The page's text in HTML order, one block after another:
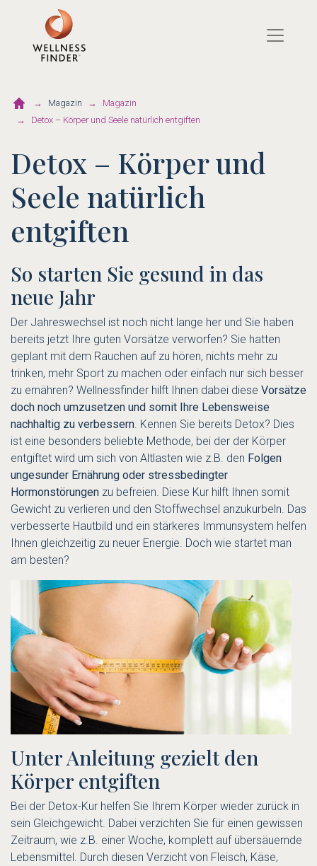
Magazin
Magazin
Detox – Körper und Seele natürlich entgiften
Detox – Körper und
Seele natürlich
entgiften
So starten Sie gesund in das
neue Jahr
Der Jahreswechsel ist noch nicht lange her und Sie haben
bereits jetzt Ihre guten Vorsätze verworfen? Sie hatten
geplant mit dem Rauchen auf zu hören, nichts mehr zu
trinken, mehr Sport zu machen oder einfach nur sich besser
zu ernähren? Wellnessfinder hilft Ihnen dabei diese Vorsätze
doch noch umzusetzen und somit Ihre Lebensweise
nachhaltig zu verbessern. Kennen Sie bereits Detox? Dies
ist eine besonders beliebte Methode, bei der der Körper
entgiftet wird um sich von Altlasten wie z.B. den Folgen
ungesunder Ernährung oder stressbedingter
Hormonstörungen zu befreien. Diese Kur hilft Ihnen somit
Gewicht zu verlieren und den Stoffwechsel anzukurbeln. Das
verbesserte Hautbild und ein stärkeres Immunsystem helfen
Ihnen gleichzeitig zu neuer Energie. Doch wie startet man
am besten?
Unter Anleitung gezielt den
Körper entgiften
Bei der Detox-Kur helfen Sie Ihrem Körper wieder zurück in
sein Gleichgewicht. Dabei verzichten Sie für einen gewissen
Zeitraum, wie z.B. einer Woche, komplett auf übersäuernde
Lebensmittel. Durch diesen Verzicht von Fleisch, Käse,